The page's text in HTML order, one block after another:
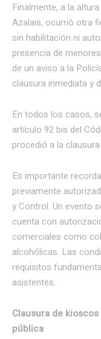
Finalmente, a la
Azalais, ocurrió otra
sin habilitación ni
presencia de
de un aviso a la
clausura inmediata y
En todos los casos,
artículo 92 bis del
procedió a la
Es importante
previamente
y Control. Un evento
cuenta con
comerciales como
alcohólicas. Las
requisitos
asistentes.
Clausura de
pública